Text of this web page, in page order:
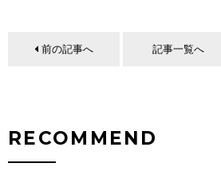
前の記事へ 記事一覧へ
RECOMMEND